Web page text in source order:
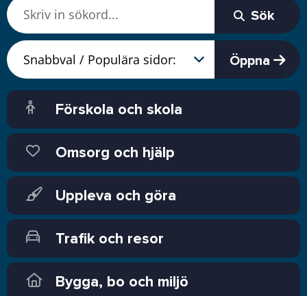
Sök
Öppna
Förskola och skola
Omsorg och hjälp
Uppleva och göra
Trafik och resor
Bygga, bo och miljö